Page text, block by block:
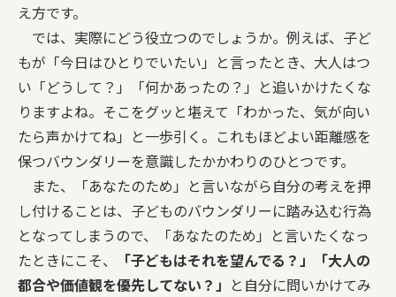
え方です。
では、実際にどう役立つのでしょうか。例えば、子ど
もが「今日はひとりでいたい」と言ったとき、大人はつ
い「どうして？」「何かあったの？」と追いかけたくな
りますよね。そこをグッと堪えて「わかった、気が向い
たら声かけてね」と一歩引く。これもほどよい距離感を
保つバウンダリーを意識したかかわりのひとつです。
また、「あなたのため」と言いながら自分の考えを押
し付けることは、子どものバウンダリーに踏み込む行為
となってしまうので、「あなたのため」と言いたくなっ
たときにこそ、
「子どもはそれを望んでる？」「大人の
都合や価値観を優先してない？」 と自分に問いかけてみ